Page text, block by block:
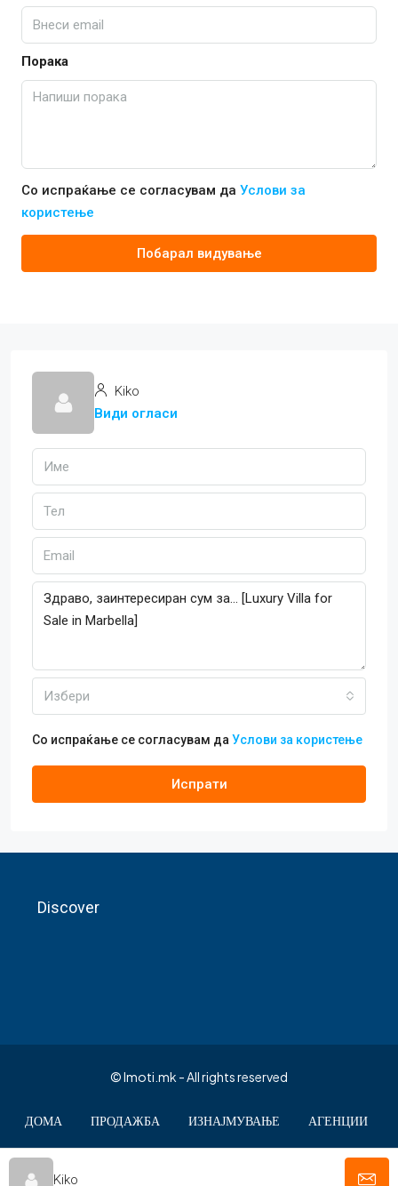
Порака
Со испраќање се согласувам да Услови за
користење
Побарал видување
Kiko
Види огласи
Избери
Со испраќање се согласувам да Услови за користење
Испрати
Kiko
Discover
© Imoti.mk - All rights reserved
ДОМА ПРОДАЖБА ИЗНАЈМУВАЊЕ АГЕНЦИИ
КОНТАКТ